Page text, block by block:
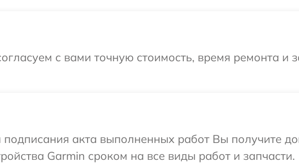
с вами точную стоимость, время ремонта и
акта выполненных работ Вы получите
Garmin сроком на все виды работ и запчасти.